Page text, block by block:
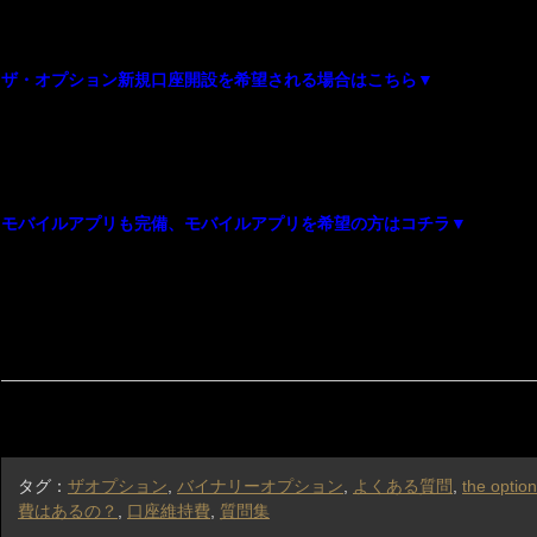
ザ・オプション新規口座開設を希望される場合はこちら▼
モバイルアプリも完備、モバイルアプリを希望の方はコチラ▼
タグ： ザオプション バイナリーオプション よくある質問 the option
費はあるの？
口座維持費 質問集